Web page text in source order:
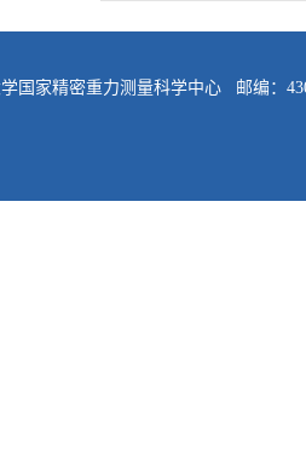
国家精密重力测量科学中心 邮编：